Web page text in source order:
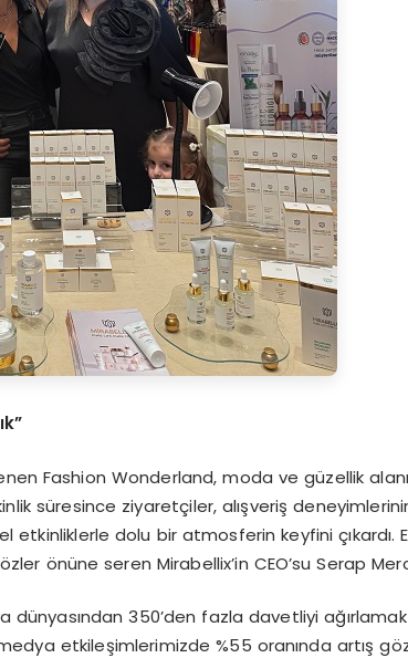
Fashion Wonderland, moda ve güzellik
süresince ziyaretçiler, alışveriş
etkinliklerle dolu bir atmosferin keyfini çıkardı.
önüne seren Mirabellix’in CEO’su Serap
dünyasından 350’den fazla davetliyi
etkileşimlerimizde %55 oranında artış